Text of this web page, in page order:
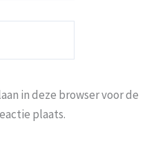
in deze browser voor de
plaats.